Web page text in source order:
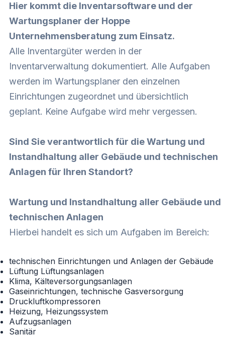
Hier kommt die Inventarsoftware und der
Wartungsplaner der Hoppe
Unternehmensberatung zum Einsatz.
Alle Inventargüter werden in der
Inventarverwaltung dokumentiert. Alle Aufgaben
werden im Wartungsplaner den einzelnen
Einrichtungen zugeordnet und übersichtlich
geplant. Keine Aufgabe wird mehr vergessen.
Sind Sie verantwortlich für die Wartung und
Instandhaltung aller Gebäude und technischen
Anlagen für Ihren Standort?
Wartung und Instandhaltung aller Gebäude und
technischen Anlagen
Hierbei handelt es sich um Aufgaben im Bereich:
technischen Einrichtungen und Anlagen der Gebäude
Lüftung Lüftungsanlagen
Klima, Kälteversorgungsanlagen
Gaseinrichtungen, technische Gasversorgung
Druckluftkompressoren
Heizung, Heizungssystem
Aufzugsanlagen
Sanitär